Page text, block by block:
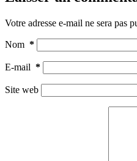
Votre adresse e-mail ne sera pas
Nom *
E-mail *
Site web